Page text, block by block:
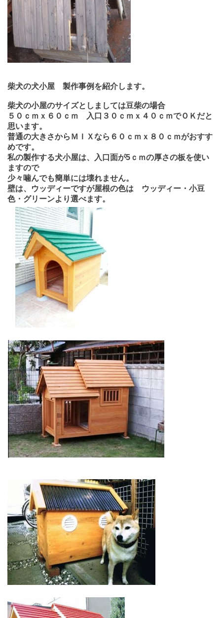
柴犬の犬小屋 製作事例を紹介します。
柴犬の小屋のサイズとしましては豆柴の場合
５０ｃｍｘ６０ｃｍ 入口３０ｃｍｘ４０ｃｍでＯＫだと
思います。
普通の大きさからＭＩＸなら６０ｃｍｘ８０ｃｍがおすす
めです。
私の製作する犬小屋は、入口面が5ｃｍの厚さの板を使い
ますので
少々噛んでも簡単には壊れません。
壁は、ウッディーですが屋根の色は ウッディー・小豆
色・グリーンより選べます。